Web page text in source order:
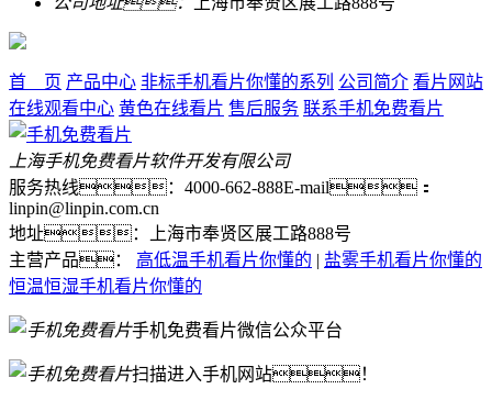
首 页 产品中心 非标手机看片你懂的系列 公司简介 看片网站
在线观看中心 黄色在线看片 售后服务 联系手机免费看片
上海手机免费看片软件开发有限公司
服务热线：4000-662-888E-mail：
linpin@linpin.com.cn
地址：上海市奉贤区展工路888号
主营产品： 高低温手机看片你懂的 | 盐雾手机看片你懂的
恒温恒湿手机看片你懂的
手机免费看片微信公众平台
扫描进入手机网站！